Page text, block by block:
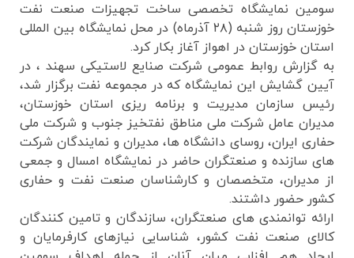
سومین نمایشگاه تخصصی ساخت تجهیزات صنعت نفت
خوزستان روز شنبه (۲۸ آذرماه) در محل نمایشگاه بین المللی
استان خوزستان در اهواز آغاز بکار کرد.
به گزارش روابط عمومی شرکت صنایع لاستیکی سهند ، در
آیین گشایش این نمایشگاه که در مجموعه نفت برگزار شد،
رئیس سازمان مدیریت و برنامه ریزی استان خوزستان،
مدیران عامل شرکت ملی مناطق نفتخیز جنوب و شرکت ملی
حفاری ایران، روسای دانشگاه ها، مدیران و نمایندگان شرکت
های سازنده و صنعتگران حاضر در نمایشگاه امسال و جمعی
از مدیران، متخصصان و کارشناسان صنعت نفت و حفاری
کشور حضور داشتند.
ارائه توانمندی های صنعتگران، سازندگان و تامین کنندگان
کالای صنعت نفت کشور، شناسایی نیازهای کارفرمایان و